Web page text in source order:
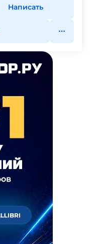
Написать